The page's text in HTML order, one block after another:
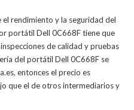
rendimiento y la seguridad del
portátil Dell 0C668Ftiene que
de calidad y pruebas
del portátil Dell 0C668F se
entonces el precio es
que el de otros intermediarios y